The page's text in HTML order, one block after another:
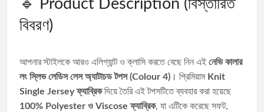
🔹 Product Description (বিস্তারিত
বিবরণ)
আপনার স্টাইলকে আরও এলিগ্যান্ট ও ক্লাসি করতে বেছে নিন এই নেভি কালার
লং স্লিভ লেডিস লেস অ্যাটাচড টপস (Colour 4) । প্রিমিয়াম Knit
Single Jersey ফ্যাব্রিকদিয়ে তৈরি এই টপসটিতে ব্যবহার করা হয়েছে
100% Polyester ও Viscose ফ্যাব্রিক, যা এটিকে করেছে সফট,